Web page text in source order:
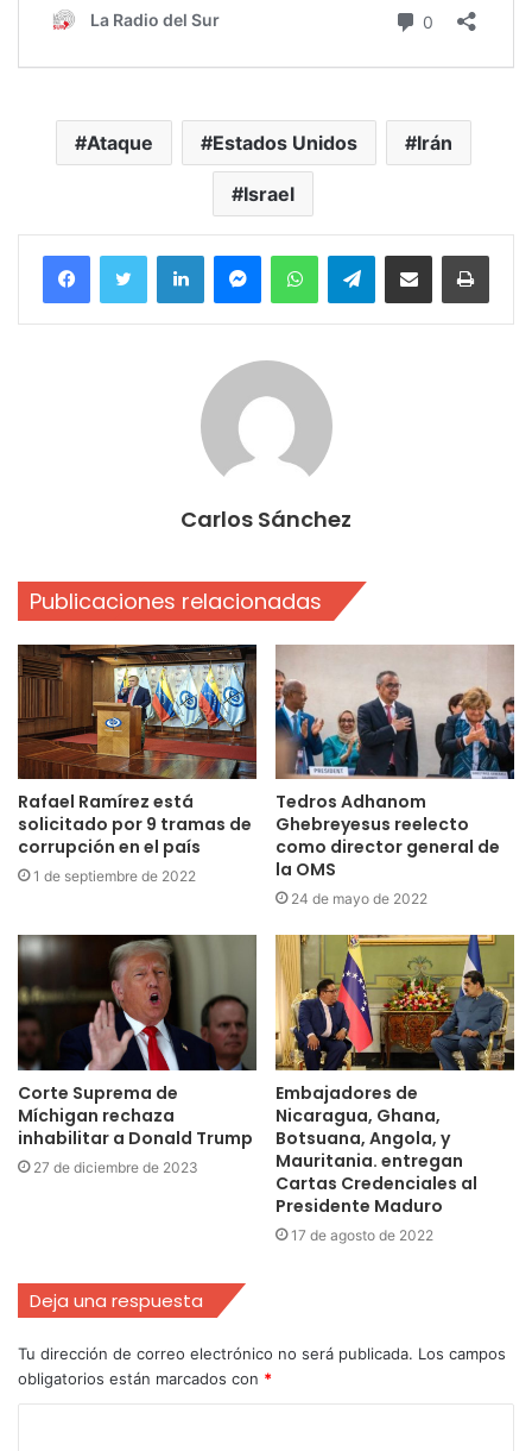
Ataque Estados Unidos Irán
Israel
FacebookTwitter LinkedInMessengerWhatsAppTelegramCompartir por correo electrónico
Carlos Sánchez
Publicaciones relacionadas
Rafael Ramírez está
solicitado por 9 tramas de
corrupción en el país
1 de septiembre de 2022
Tedros Adhanom
Ghebreyesus reelecto
como director general de
la OMS
24 de mayo de 2022
Corte Suprema de
Míchigan rechaza
inhabilitar a Donald Trump
27 de diciembre de 2023
Embajadores de
Nicaragua, Ghana,
Botsuana, Angola, y
Mauritania. entregan
Cartas Credenciales al
Presidente Maduro
17 de agosto de 2022
Deja una respuesta
Tu dirección de correo electrónico no será publicada. Los campos
obligatorios están marcados con *